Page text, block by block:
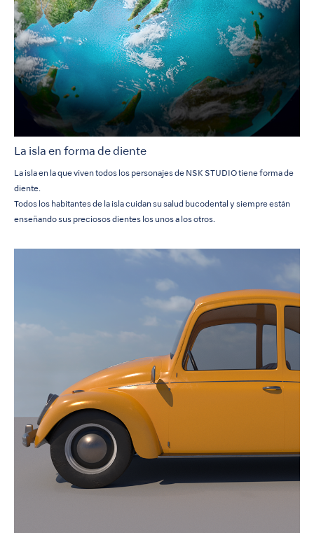
La isla en forma de diente
La isla en la que viven todos los personajes de NSK STUDIO tiene forma de
diente.
Todos los habitantes de la isla cuidan su salud bucodental y siempre están
enseñando sus preciosos dientes los unos a los otros.